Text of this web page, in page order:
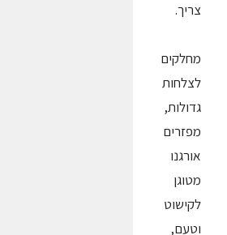
צריך.
מחלקים
לצלחות
גדולות,
מפזרים
אורגנו
מטוגן
לקישוט
וטעם,